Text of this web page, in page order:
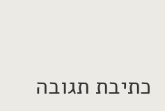
כתיבת תגובה